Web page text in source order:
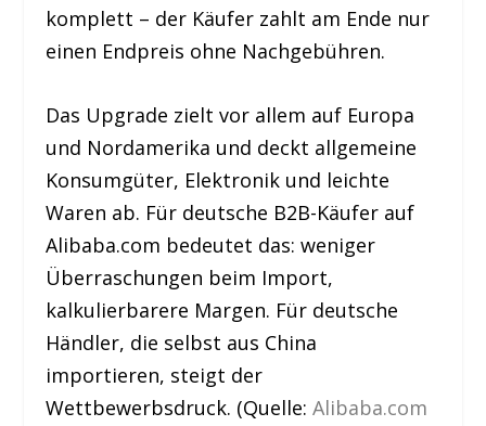
komplett – der Käufer zahlt am Ende nur
einen Endpreis ohne Nachgebühren.
Das Upgrade zielt vor allem auf Europa
und Nordamerika und deckt allgemeine
Konsumgüter, Elektronik und leichte
Waren ab. Für deutsche B2B-Käufer auf
Alibaba.com bedeutet das: weniger
Überraschungen beim Import,
kalkulierbarere Margen. Für deutsche
Händler, die selbst aus China
importieren, steigt der
Wettbewerbsdruck. (Quelle:Alibaba.com